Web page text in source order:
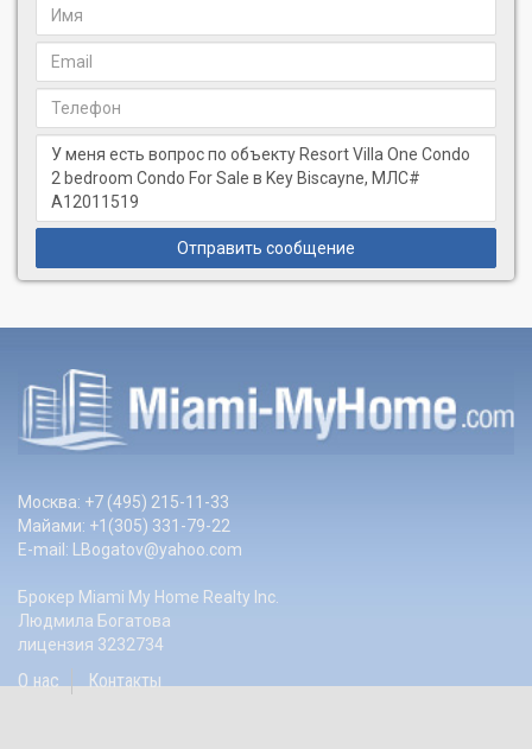
Отправить сообщение
Москва: +7 (495) 215-11-33
Майами: +1(305) 331-79-22
E-mail: LBogatov@yahoo.com
Брокер Miami My Home Realty Inc.
Людмила Богатова
лицензия 3232734
О нас Контакты